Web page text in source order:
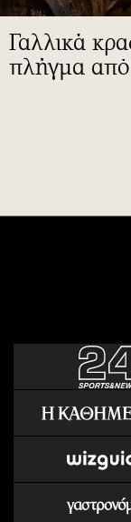
Γαλλικά
πλήγμα